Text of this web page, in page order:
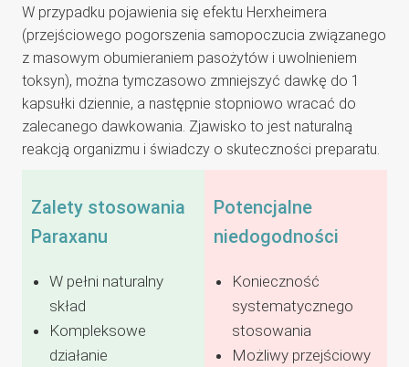
W przypadku pojawienia się efektu Herxheimera
(przejściowego pogorszenia samopoczucia związanego
z masowym obumieraniem pasożytów i uwolnieniem
toksyn), można tymczasowo zmniejszyć dawkę do 1
kapsułki dziennie, a następnie stopniowo wracać do
zalecanego dawkowania. Zjawisko to jest naturalną
reakcją organizmu i świadczy o skuteczności preparatu.
Zalety stosowania
Paraxanu
W pełni naturalny
skład
Kompleksowe
działanie
Potencjalne
niedogodności
Konieczność
systematycznego
stosowania
Możliwy przejściowy